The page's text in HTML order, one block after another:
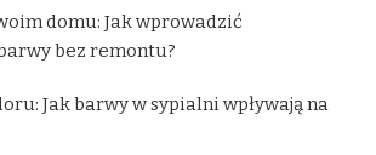
domu: Jak wprowadzić
bez remontu?
Jak barwy w sypialni wpływają na